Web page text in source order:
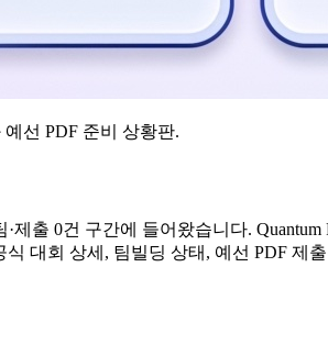
예선 PDF 준비 상황판.
·제출 0건 구간에 들어왔습니다.
대회 상세, 팀빌딩 상태, 예선 PDF 제